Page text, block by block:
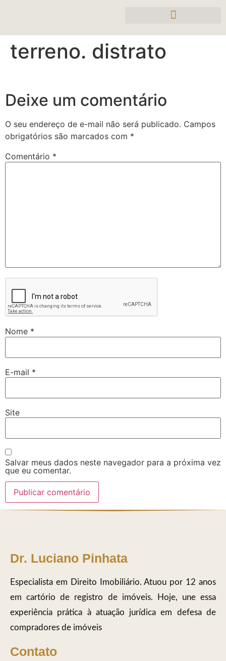
terreno. distrato
Deixe um comentário
O seu endereço de e-mail não será publicado. Campos
obrigatórios são marcados com *
Comentário *
Nome *
E-mail *
Site
Salvar meus dados neste navegador para a próxima vez
que eu comentar.
Dr. Luciano Pinhata
Especialista em Direito Imobiliário. Atuou por 12 anos
em cartório de registro de imóveis. Hoje, une essa
experiência prática à atuação jurídica em defesa de
compradores de imóveis
Contato